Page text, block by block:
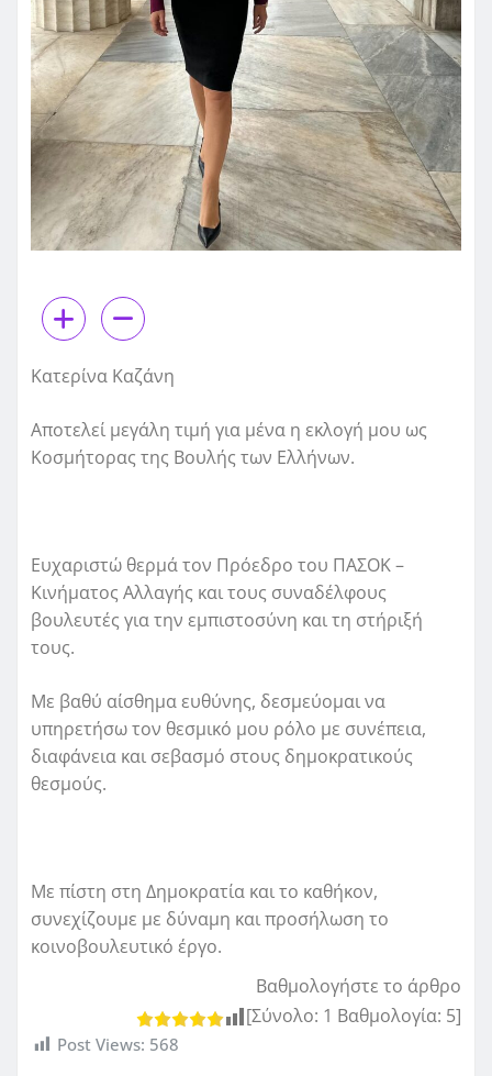
Κατερίνα Καζάνη
Αποτελεί μεγάλη τιμή για μένα η εκλογή μου ως
Κοσμήτορας της Βουλής των Ελλήνων.
Ευχαριστώ θερμά τον Πρόεδρο του ΠΑΣΟΚ –
Κινήματος Αλλαγής και τους συναδέλφους
βουλευτές για την εμπιστοσύνη και τη στήριξή
τους.
Με βαθύ αίσθημα ευθύνης, δεσμεύομαι να
υπηρετήσω τον θεσμικό μου ρόλο με συνέπεια,
διαφάνεια και σεβασμό στους δημοκρατικούς
θεσμούς.
Με πίστη στη Δημοκρατία και το καθήκον,
συνεχίζουμε με δύναμη και προσήλωση το
κοινοβουλευτικό έργο.
Βαθμολογήστε το άρθρο
[Σύνολο: 1 Βαθμολογία: 5]
Post Views: 568